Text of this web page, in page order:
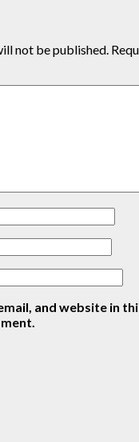
not be published.
and website in